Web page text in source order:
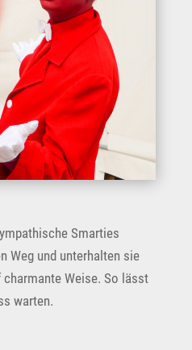
Smarties
Weg und unterhalten sie
Weise. So lässt
warten.